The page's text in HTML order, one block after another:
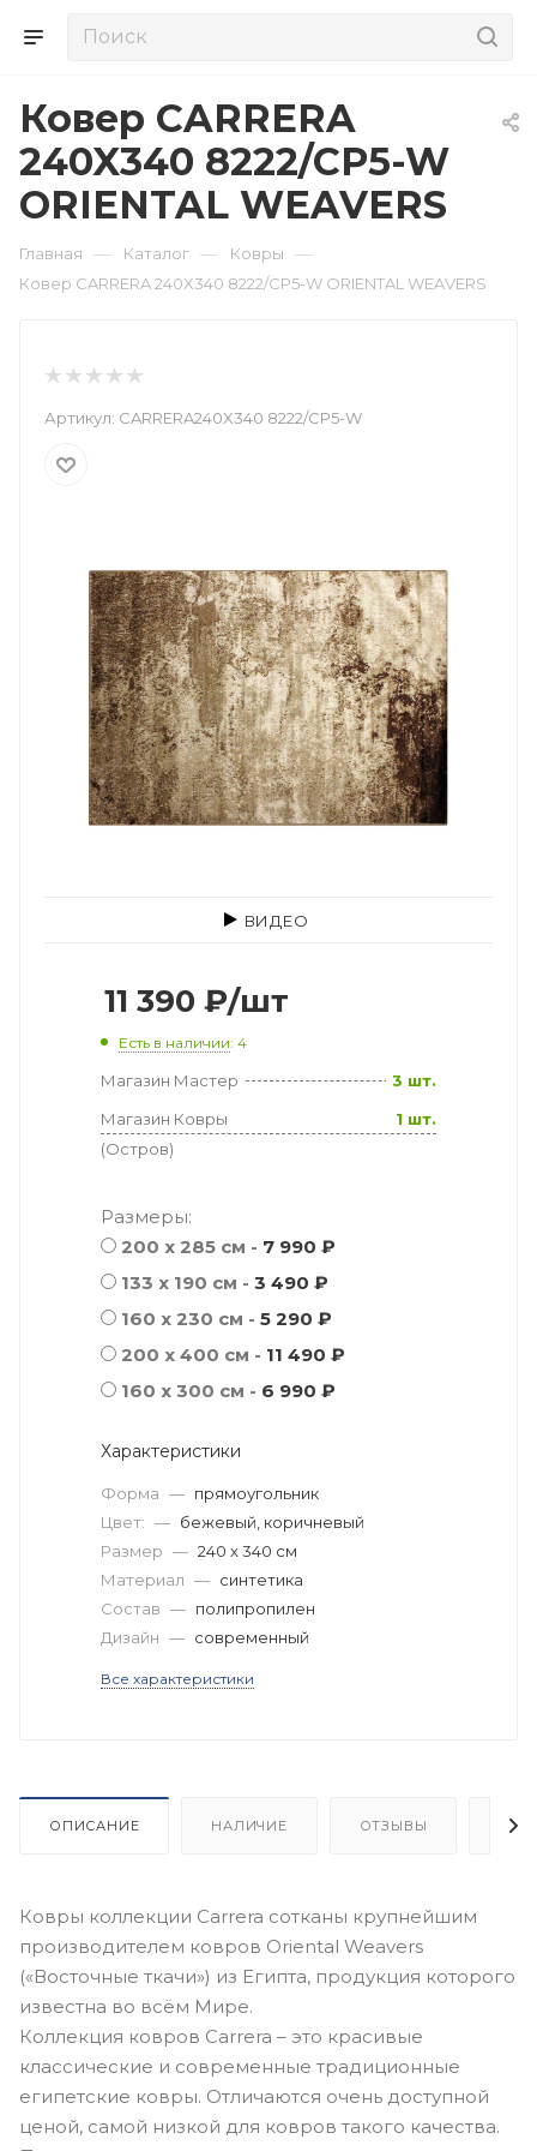
Ковер CARRERA
240X340 8222/CP5-W
ORIENTAL WEAVERS
Главная — Каталог — Ковры —
Ковер CARRERA 240X340 8222/CP5-W ORIENTAL WEAVERS
Артикул: CARRERA240X340 8222/CP5-W
ВИДЕО
11 390 ₽/шт
Есть в наличии: 4
Магазин Мастер
3 шт.
Магазин Ковры
(Остров)
1 шт.
Размеры:
200 x 285 см - 7 990 ₽
133 x 190 см - 3 490 ₽
160 x 230 см - 5 290 ₽
200 x 400 см - 11 490 ₽
160 x 300 см - 6 990 ₽
Характеристики
Форма — прямоугольник
Цвет: — бежевый, коричневый
Размер — 240 x 340 см
Материал — синтетика
Состав — полипропилен
Дизайн — современный
Все характеристики
ОПИСАНИЕ НАЛИЧИЕ ОТЗЫВЫ
Ковры коллекции Carrera сотканы крупнейшим
производителем ковров Oriental Weavers
(«Восточные ткачи») из Египта, продукция которого
известна во всём Мире.
Коллекция ковров Carrera – это красивые
классические и современные традиционные
египетские ковры. Отличаются очень доступной
ценой, самой низкой для ковров такого качества.